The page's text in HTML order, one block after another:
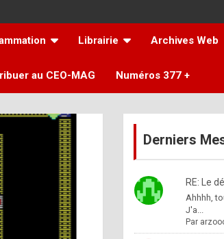
Librairie Archives Web
au CEO-MAG Numéros 377 +
Derniers
RE: Le
Ahhhh,
J'a...
Par